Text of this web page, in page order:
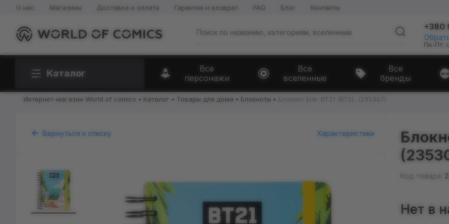
О нас Магазины Доставка и оплата Гарантия и возврат FAQ Блог Контакты
+380
Пн-Пт:
Каталог
Все
персонажи
Все
вселенные
Все
бренды
Интернет-магазин World of comics Каталог Товары для дома Блокноты Блокнот Erik: BT21 (BTS), (235307)
Вернуться к списку Характеристики
Код товара:
Нет в